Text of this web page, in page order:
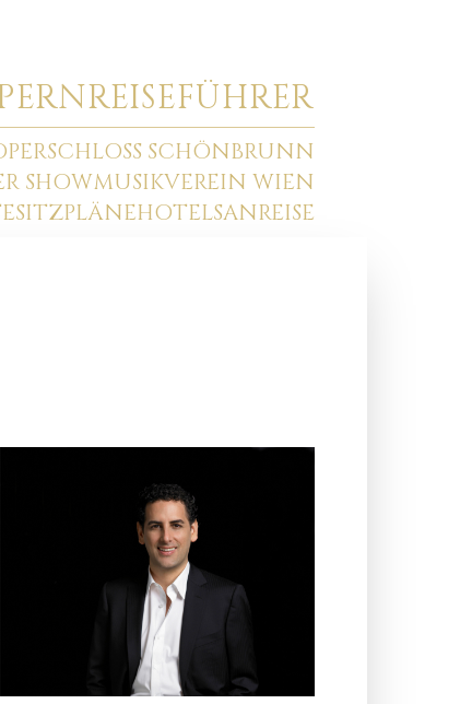
SCHLOSS SCHÖNBRUNN
SHOWMUSIKVEREIN WIEN
SITZPLÄNEHOTELSANREISE